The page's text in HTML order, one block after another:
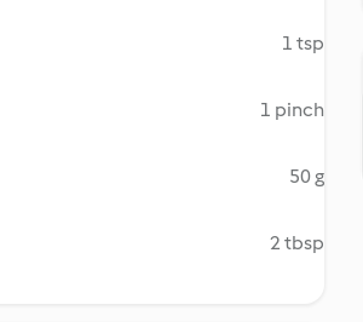
1 tsp
1 pinch
50 g
2 tbsp